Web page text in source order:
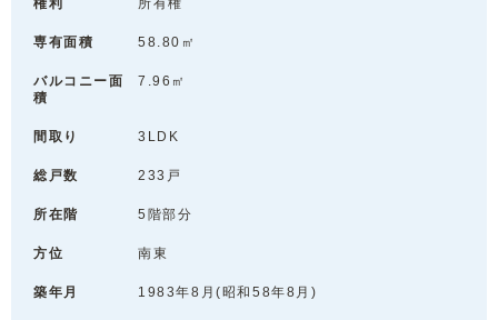
専有面積 58.80㎡
バルコニー面
積
7.96㎡
間取り 3LDK
総戸数 233戸
所在階 5階部分
方位 南東
築年月 1983年8月(昭和58年8月)